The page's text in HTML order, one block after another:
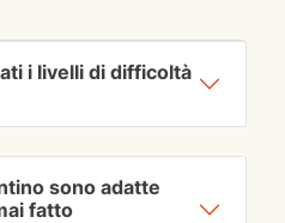
i livelli di difficoltà
sono adatte
fatto